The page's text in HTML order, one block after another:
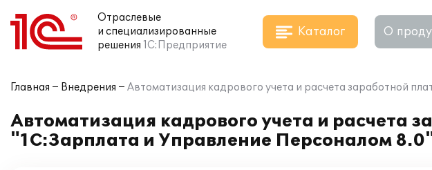
Отраслевые
и специализированные
решения 1С:Предприятие
Каталог О
Главная Внедрения Автоматизация кадрового учета и расчета заработной
Автоматизация кадрового учета и расчета
"1С:Зарплата и Управление Персоналом